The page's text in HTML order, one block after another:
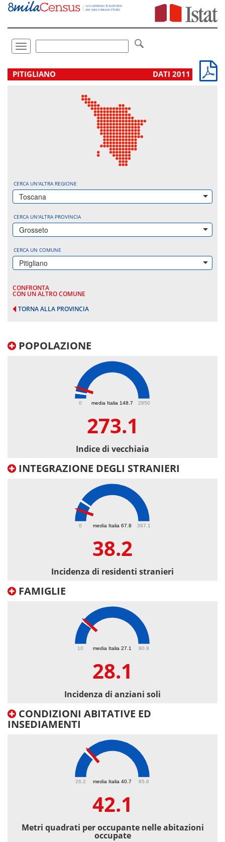
Vai
direttamente
Toggle
navigation
.
PITIGLIANO DATI 2011
CERCA UN'ALTRA REGIONE
Toscana
CERCA UN'ALTRA PROVINCIA
Grosseto
CERCA UN COMUNE
Pitigliano
CONFRONTA
CON UN ALTRO COMUNE
TORNA ALLA PROVINCIA
POPOLAZIONE
media Italia 148.7
0 2850
273.1
Indice di vecchiaia
INTEGRAZIONE DEGLI STRANIERI
media Italia 67.8
0 367.1
38.2
Incidenza di residenti stranieri
FAMIGLIE
media Italia 27.1
10 90.9
28.1
Incidenza di anziani soli
CONDIZIONI ABITATIVE ED
INSEDIAMENTI
media Italia 40.7
26.2 85.6
42.1
Metri quadrati per occupante nelle abitazioni
occupate